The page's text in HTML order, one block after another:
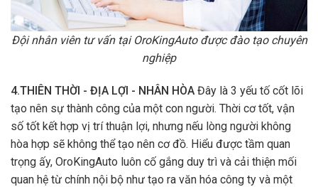
Đội nhân viên tư vấn tại OroKingAuto được đào tạo chuyên
nghiệp
4.THIÊN THỜI - ĐỊA LỢI - NHÂN HÒA Đây là 3 yếu tố cốt lõi
tạo nên sự thành công của một con người. Thời cơ tốt, vận
số tốt kết hợp vị trí thuận lợi, nhưng nếu lòng người không
hòa hợp sẽ không thể tạo nên cơ đồ. Hiểu được tầm quan
trọng ấy, OroKingAuto luôn cố gắng duy trì và cải thiện mối
quan hệ từ chính nội bộ như tạo ra văn hóa công ty và một